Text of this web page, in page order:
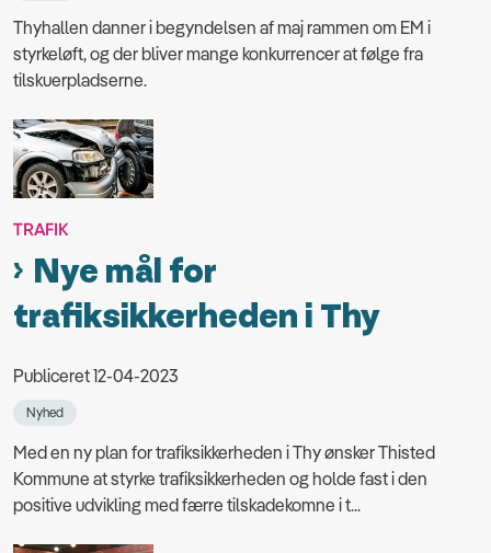
Thyhallen danner i begyndelsen af maj rammen om EM i
styrkeløft, og der bliver mange konkurrencer at følge fra
tilskuerpladserne.
TRAFIK
Nye mål for
trafiksikkerheden i Thy
Publiceret 12-04-2023
Nyhed
Med en ny plan for trafiksikkerheden i Thy ønsker Thisted
Kommune at styrke trafiksikkerheden og holde fast i den
positive udvikling med færre tilskadekomne i t...